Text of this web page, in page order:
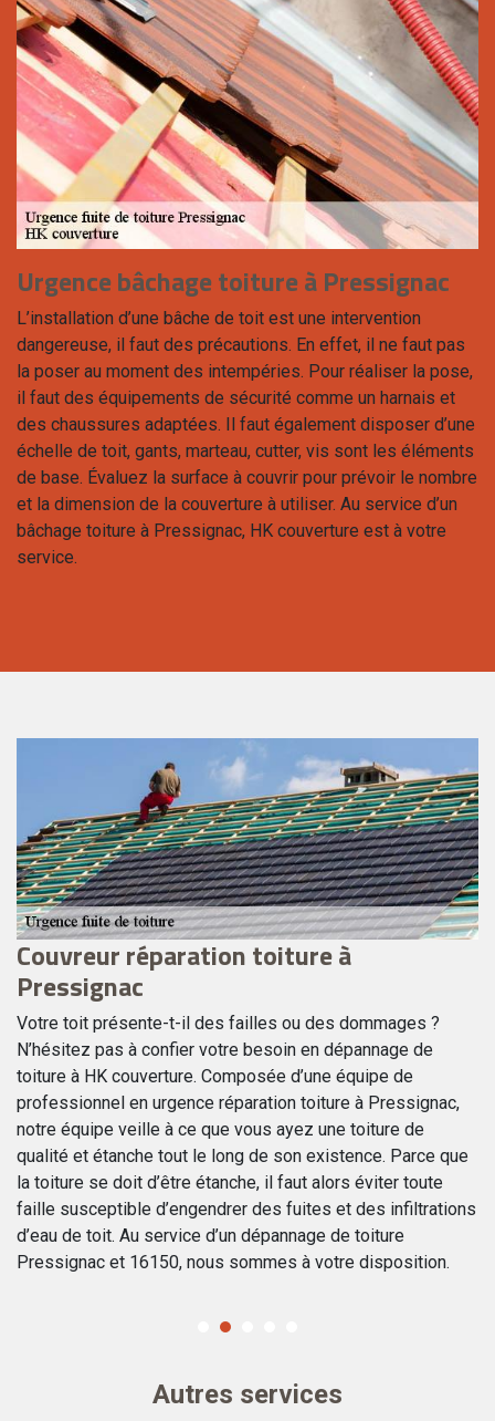
Urgence bâchage toiture à Pressignac
L’installation d’une bâche de toit est une intervention
dangereuse, il faut des précautions. En effet, il ne faut pas
la poser au moment des intempéries. Pour réaliser la pose,
il faut des équipements de sécurité comme un harnais et
des chaussures adaptées. Il faut également disposer d’une
échelle de toit, gants, marteau, cutter, vis sont les éléments
de base. Évaluez la surface à couvrir pour prévoir le nombre
et la dimension de la couverture à utiliser. Au service d’un
bâchage toiture à Pressignac, HK couverture est à votre
service.
Couvreur réparation toiture à
Pressignac
Votre toit présente-t-il des failles ou des dommages ?
N’hésitez pas à confier votre besoin en dépannage de
toiture à HK couverture. Composée d’une équipe de
professionnel en urgence réparation toiture à Pressignac,
notre équipe veille à ce que vous ayez une toiture de
qualité et étanche tout le long de son existence. Parce que
la toiture se doit d’être étanche, il faut alors éviter toute
faille susceptible d’engendrer des fuites et des infiltrations
d’eau de toit. Au service d’un dépannage de toiture
Pressignac et 16150, nous sommes à votre disposition.
Autres services